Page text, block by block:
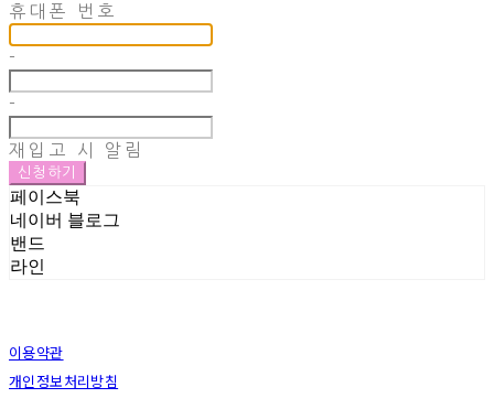
휴대폰 번호
-
-
재입고 시 알림
신청하기
페이스북
네이버 블로그
밴드
라인
이용약관
개인정보처리방침